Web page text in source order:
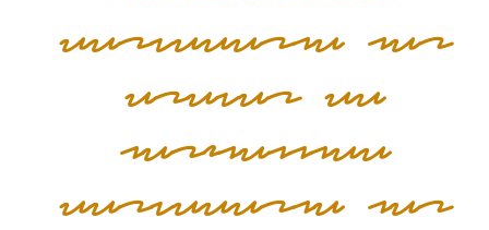
Cervecería las
Bravas de
MarioConoce
Cervecería las